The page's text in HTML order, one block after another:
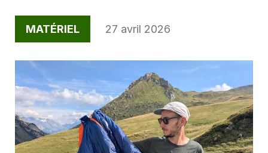
MATÉRIEL 27 avril 2026